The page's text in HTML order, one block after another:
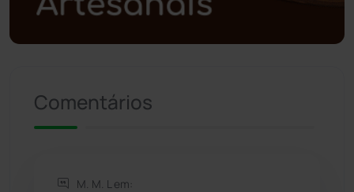
Presidente Jânio Qu... (125)
Rio de Contas
Rio do Antônio
Comentários
M. M. L em: